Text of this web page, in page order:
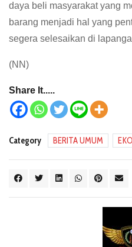
daya beli masyarakat yang
barang menjadi hal yang
segera selesaikan di
(NN)
Share It.....
Category BERITA UMUM